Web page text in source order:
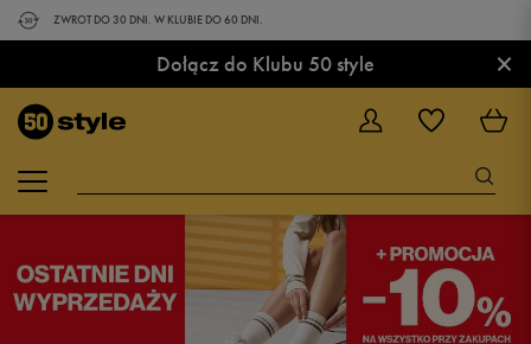
ZWROT DO 30 DNI. W KLUBIE DO 60 DNI.
Dołącz do Klubu 50 style ×